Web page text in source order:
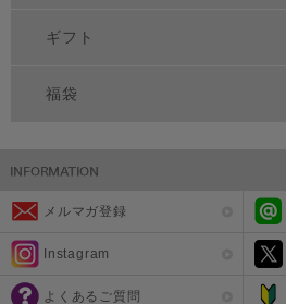
ギフト
福袋
メルマガ登録
Instagram
よくあるご質問